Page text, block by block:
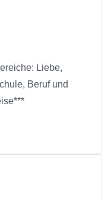
Liebe,
Beruf und